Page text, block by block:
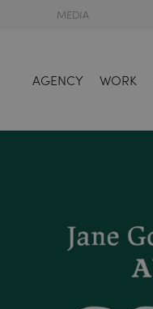
MEDIA
AGENCY WORK